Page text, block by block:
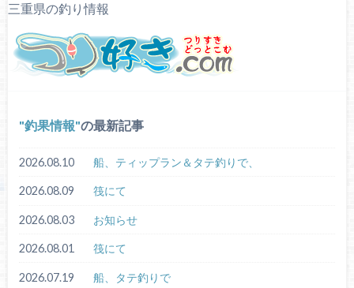
三重県の釣り情報
釣果情報 の最新記事
2026.08.10 船、ティップラン＆タテ釣りで、
2026.08.09 筏にて
2026.08.03 お知らせ
2026.08.01 筏にて
2026.07.19 船、タテ釣りで